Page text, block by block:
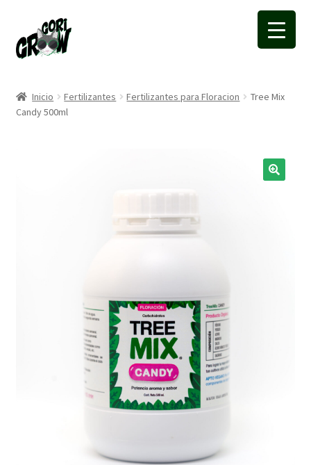
a
la
a
la
Inicio Fertilizantes Fertilizantes para Floracion
Tree Mix
Candy 500ml